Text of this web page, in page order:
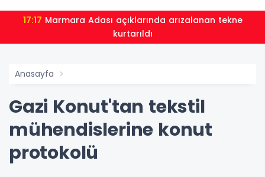
17:17
kurtarıldı
Anasayfa
Gazi Konut'tan tekstil
mühendislerine konut
protokolü